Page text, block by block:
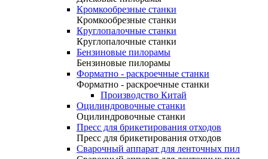
Кромкообрезные станки
Кромкообрезные станки
Круглопалочные станки
Круглопалочные станки
Бензиновые пилорамы
Бензиновые пилорамы
Форматно - раскроечные станки
Форматно - раскроечные станки
Производство Китай
Оцилиндровочные станки
Оцилиндровочные станки
Пресс для брикетирования отходов
Пресс для брикетирования отходов
Сварочный аппарат для ленточных пил